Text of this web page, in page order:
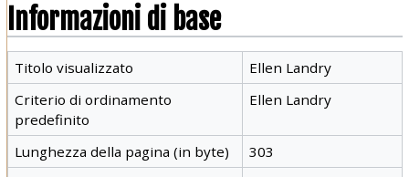
Informazioni di base
Titolo visualizzato
Ellen Landry
Criterio di ordinamento
predefinito
Ellen Landry
Lunghezza della pagina (in byte)
303